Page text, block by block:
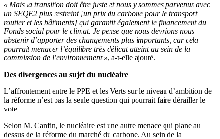
« Mais la transition doit être juste et nous y sommes parvenus avec
un SEQE2 plus restreint [un prix du carbone pour le transport
routier et les bâtiments] qui garantit également le financement du
Fonds social pour le climat. Je pense que nous devrions nous
abstenir d’apporter des changements plus importants, car cela
pourrait menacer l’équilibre très délicat atteint au sein de la
commission de l’environnement », a-t-elle ajouté.
Des divergences au sujet du nucléaire
L’affrontement entre le PPE et les Verts sur le niveau d’ambition de
la réforme n’est pas la seule question qui pourrait faire dérailler le
vote.
Selon M. Canfin, le nucléaire est une autre menace qui plane au
dessus de la réforme du marché du carbone. Au sein de la